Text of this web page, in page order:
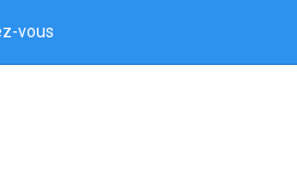
vous